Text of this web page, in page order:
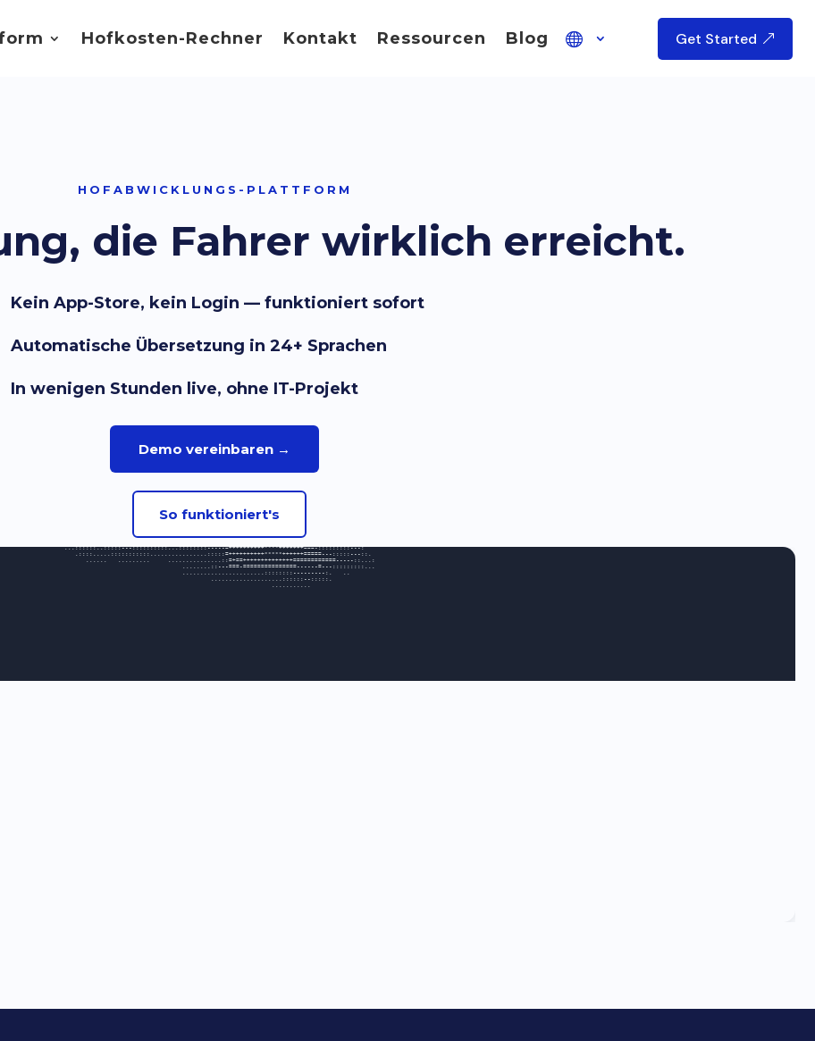
Hofkosten-Rechner Kontakt Ressourcen Blog Get Started
HOFABWICKLUNGS-PLATTFORM
die Fahrer wirklich erreicht.
Kein App-Store, kein Login — funktioniert sofort
Automatische Übersetzung in 24+ Sprachen
In wenigen Stunden live, ohne IT-Projekt
Demo vereinbaren →
So funktioniert's